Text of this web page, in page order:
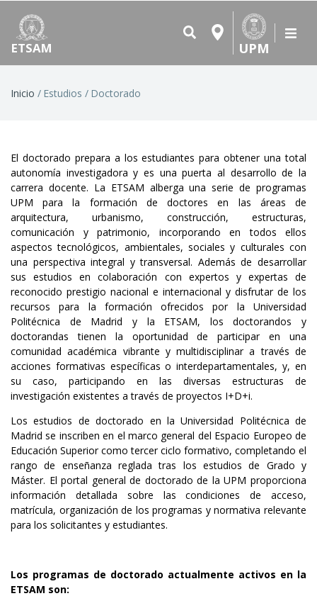
ETSAM UPM
Ruta
Inicio Estudios Doctorado
El doctorado prepara a los estudiantes para obtener una total
autonomía investigadora y es una puerta al desarrollo de la
carrera docente. La ETSAM alberga una serie de programas
UPM para la formación de doctores en las áreas de
arquitectura, urbanismo, construcción, estructuras,
comunicación y patrimonio, incorporando en todos ellos
aspectos tecnológicos, ambientales, sociales y culturales con
una perspectiva integral y transversal. Además de desarrollar
sus estudios en colaboración con expertos y expertas de
reconocido prestigio nacional e internacional y disfrutar de los
recursos para la formación ofrecidos por la Universidad
Politécnica de Madrid y la ETSAM, los doctorandos y
doctorandas tienen la oportunidad de participar en una
comunidad académica vibrante y multidisciplinar a través de
acciones formativas específicas o interdepartamentales, y, en
su caso, participando en las diversas estructuras de
investigación existentes a través de proyectos I+D+i.
Los estudios de doctorado en la Universidad Politécnica de
Madrid se inscriben en el marco general del Espacio Europeo de
Educación Superior como tercer ciclo formativo, completando el
rango de enseñanza reglada tras los estudios de Grado y
Máster. Elportal general de doctorado de la UPM proporciona
información detallada sobre las condiciones de acceso,
matrícula, organización de los programas y normativa relevante
para los solicitantes y estudiantes.
Los programas de doctorado actualmente activos en la
ETSAM son: